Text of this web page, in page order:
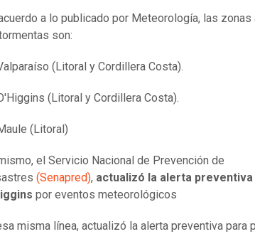
a lo publicado por Meteorología, las
son:
(Litoral y Cordillera Costa).
(Litoral y Cordillera Costa).
(Litoral)
el Servicio Nacional de Prevención de
(Senapred), actualizó la alerta
por eventos meteorológicos
misma línea, actualizó la alerta preventiva para